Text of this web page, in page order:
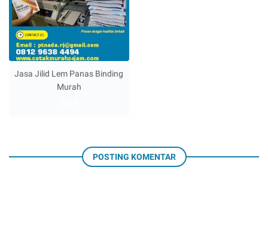
Jasa Jilid Lem Panas Binding
Murah
POSTING KOMENTAR